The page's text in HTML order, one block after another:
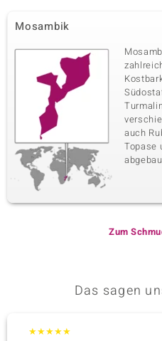
Mosambik
auch
Topase
Zum
Das sagen
★★★★★